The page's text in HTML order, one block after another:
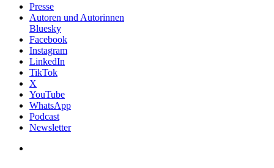
Presse
Autoren und Autorinnen
Bluesky
Facebook
Instagram
LinkedIn
TikTok
X
YouTube
WhatsApp
Podcast
Newsletter